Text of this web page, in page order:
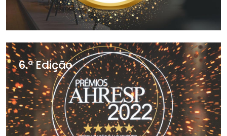
6.ª Edição